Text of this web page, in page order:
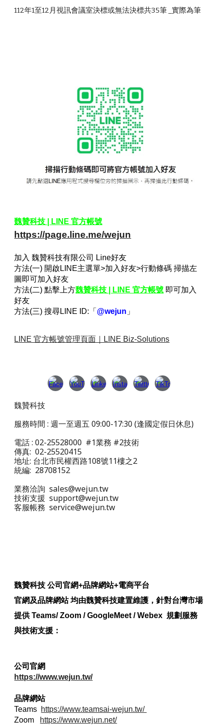
112年1至12月視訊會議室決標或無法決標共35筆 _實際為筆
魏贊科技 | LINE 官方帳號
https://page.line.me/wejun
加入 魏贊科技有限公司 Line好友
方法(一) 開啟LINE主選單>加入好友>行動條碼 掃描左
圖即可加入好友
方法(二) 點擊上方魏贊科技 | LINE 官方帳號 即可加入
好友
方法(三) 搜尋LINE ID:「 @wejun 」
LINE 官方帳號管理頁面｜LINE Biz-Solutions
魏贊科技
服務時間 : 週一至週五 09:00-17:30 (逢國定假日休息)
電話 : 02-25528000 #1業務 #2技術
傳真: 02-25520415
地址: 台北市民權西路108號11樓之2
統編: 28708152
業務洽詢 sales@wejun.tw
技術支援 support@wejun.tw
客服帳務 service@wejun.tw
魏贊科技 公司官網+品牌網站+電商平台
官網及品牌網站 均由魏贊科技建置維護，針對台灣市場
提供 Teams/ Zoom / GoogleMeet / Webex 規劃服務
與技術支援：
公司官網
https://www.wejun.tw/
品牌網站
Teams https://www.teamsai-wejun.tw/
Zoom https://www.wejun.net/